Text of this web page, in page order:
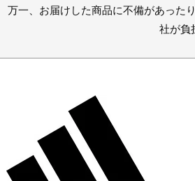
けした商品に不備があったり、ご
社が負